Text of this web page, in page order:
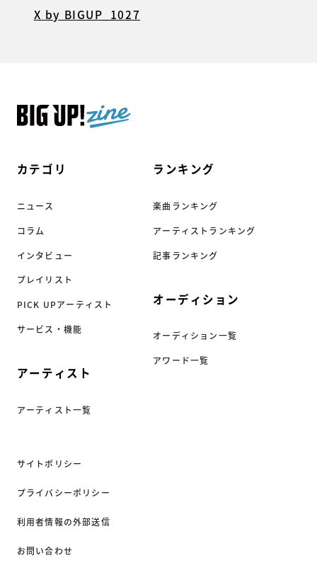
カテゴリ
ニュース
コラム
インタビュー
プレイリスト
PICK UPアーティスト
サービス・機能
アーティスト
アーティスト一覧
ランキング
楽曲ランキング
アーティストランキング
記事ランキング
オーディション
オーディション一覧
アワード一覧
サイトポリシー
プライバシーポリシー
利用者情報の外部送信
お問い合わせ
X by BIGUP_1027